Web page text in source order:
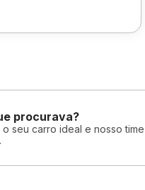
procurava?
seu carro ideal e nosso time